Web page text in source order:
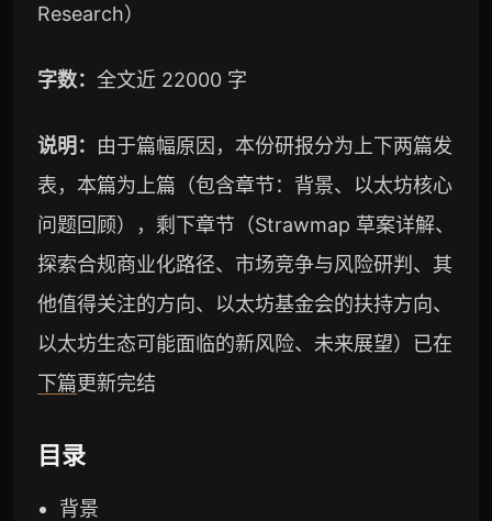
Research）
字数： 全文近 22000 字
说明： 由于篇幅原因，本份研报分为上下两篇发
表，本篇为上篇（包含章节：背景、以太坊核心
问题回顾），剩下章节（Strawmap 草案详解、
探索合规商业化路径、市场竞争与风险研判、其
他值得关注的方向、以太坊基金会的扶持方向、
以太坊生态可能面临的新风险、未来展望）已在
下篇更新完结
目录
背景